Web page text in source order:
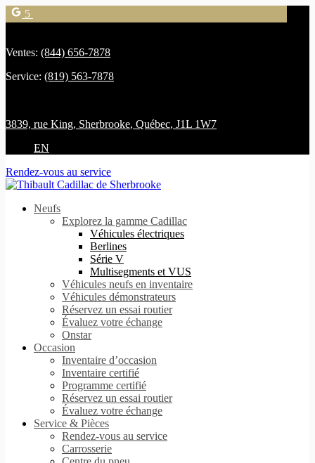
5
Ventes: (844) 656-7878
Service: (819) 563-7878
3839, rue King, Sherbrooke, Québec, J1L 1W7
EN
Rendez-vous au service
Neufs
Explorez la gamme Cadillac
Véhicules électriques
Berlines
Série V
Multisegments et VUS
Véhicules neufs en inventaire
Véhicules démonstrateurs
Réservez un essai routier
Évaluez votre échange
Onstar
Occasion
Inventaire d’occasion
Inventaire certifié
Programme certifié
Réservez un essai routier
Évaluez votre échange
Service & Pièces
Rendez-vous au service
Carrosserie